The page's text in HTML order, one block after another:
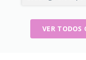
VER TODOS